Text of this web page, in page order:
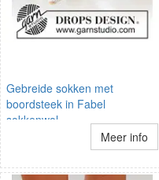
Gebreide sokken met
boordsteek in Fabel
sokkenwol
Meer info